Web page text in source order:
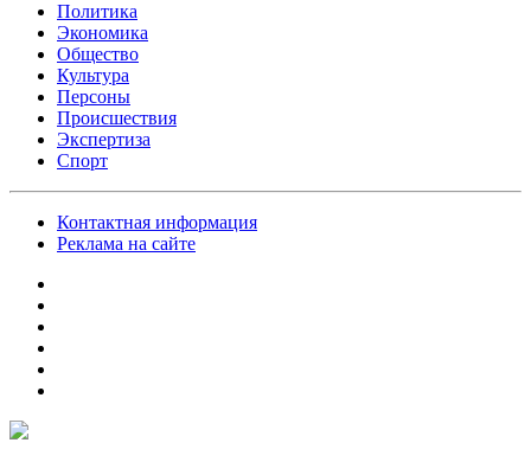
Политика
Экономика
Общество
Культура
Персоны
Происшествия
Экспертиза
Спорт
Контактная информация
Реклама на сайте